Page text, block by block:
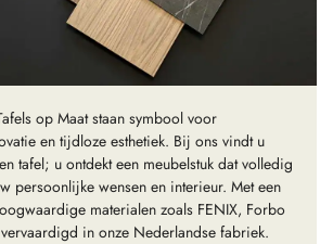
op Maat staan symbool voor
en tijdloze esthetiek. Bij ons vindt u
tafel; u ontdekt een meubelstuk dat volledig
persoonlijke wensen en interieur. Met een
materialen zoals FENIX, Forbo
in onze Nederlandse fabriek.